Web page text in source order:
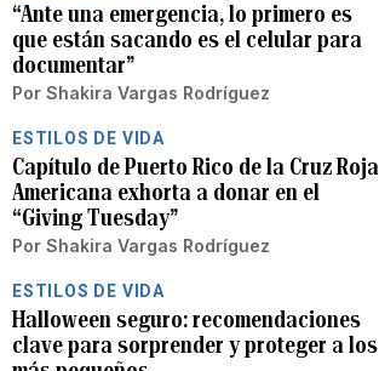
“Ante una emergencia, lo primero es
que están sacando es el celular para
documentar”
Por Shakira Vargas Rodríguez
ESTILOS DE VIDA
Capítulo de Puerto Rico de la Cruz Roja
Americana exhorta a donar en el
“Giving Tuesday”
Por Shakira Vargas Rodríguez
ESTILOS DE VIDA
Halloween seguro: recomendaciones
clave para sorprender y proteger a los